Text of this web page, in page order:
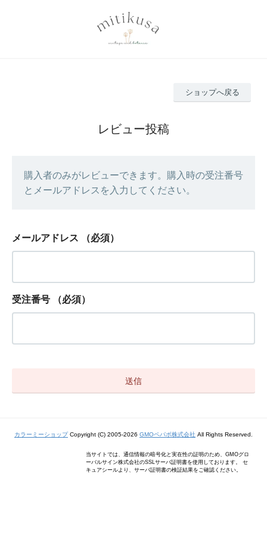
ショップへ戻る
レビュー投稿
購入者のみがレビューできます。購入時の受注番号
とメールアドレスを入力してください。
メールアドレス （必須）
受注番号 （必須）
カラーミーショップCopyright (C) 2005-2026 GMOペパボ株式会社 All Rights Reserved.
当サイトでは、通信情報の暗号化と実在性の証明のため、GMOグロ
ーバルサイン株式会社のSSLサーバ証明書を使用しております。 セ
キュアシールより、サーバ証明書の検証結果をご確認ください。